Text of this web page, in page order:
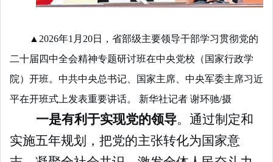
▲2026年1月20日，省部级主要领导干部学习贯彻党的
二十届四中全会精神专题研讨班在中央党校（国家行政学
院）开班。中共中央总书记、国家主席、中央军委主席习近
平在开班式上发表重要讲话。 新华社记者 谢环驰/摄
一是有利于实现党的领导。通过制定和
实施五年规划，把党的主张转化为国家意